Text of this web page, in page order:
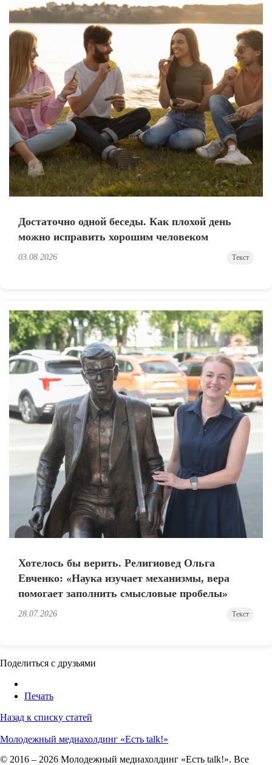
Достаточно одной беседы. Как плохой день
можно исправить хорошим человеком
03.08.2026 Текст
Хотелось бы верить. Религиовед Ольга
Евченко: «Наука изучает механизмы, вера
помогает заполнить смысловые пробелы»
28.07.2026 Текст
Поделиться с друзьями
Печать
Назад к списку статей
Молодежный медиахолдинг «Есть talk!»
© 2016 – 2026 Молодежный медиахолдинг «Есть talk!». Все